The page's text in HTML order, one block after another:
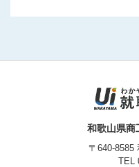
がっつり就業体験コース トッ
プライバシーポリシー
和歌山県商
〒640-8585
TEL